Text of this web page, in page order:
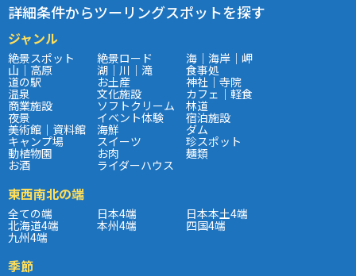
詳細条件からツーリングスポットを探す
ジャンル
絶景スポット 絶景ロード 海｜海岸｜岬
山｜高原 湖｜川｜滝 食事処
道の駅 お土産 神社｜寺院
温泉 文化施設 カフェ｜軽食
商業施設 ソフトクリーム 林道
夜景 イベント体験 宿泊施設
美術館｜資料館 海鮮 ダム
キャンプ場 スイーツ 珍スポット
動植物園 お肉 麺類
お酒 ライダーハウス
東西南北の端
全ての端 日本4端 日本本土4端
北海道4端 本州4端 四国4端
九州4端
季節